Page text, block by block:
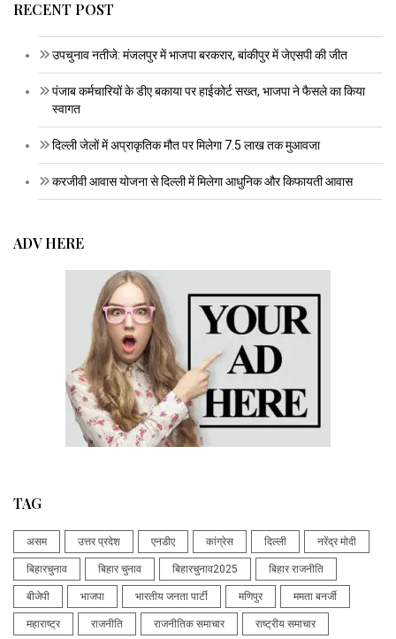
RECENT POST
उपचुनाव नतीजे: मंजलपुर में भाजपा बरकरार, बांकीपुर में जेएसपी की जीत
पंजाब कर्मचारियों के डीए बकाया पर हाईकोर्ट सख्त, भाजपा ने फैसले का किया
स्वागत
दिल्ली जेलों में अप्राकृतिक मौत पर मिलेगा 7.5 लाख तक मुआवजा
करजीवी आवास योजना से दिल्ली में मिलेगा आधुनिक और किफायती आवास
ADV HERE
TAG
असम उत्तर प्रदेश एनडीए कांग्रेस दिल्ली नरेंद्र मोदी
बिहारचुनाव बिहार चुनाव बिहारचुनाव2025 बिहार राजनीति
बीजेपी भाजपा भारतीय जनता पार्टी मणिपुर ममता बनर्जी
महाराष्ट्र राजनीति राजनीतिक समाचार राष्ट्रीय समाचार